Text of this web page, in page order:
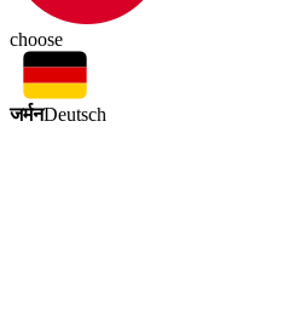
choose
जर्मनDeutsch